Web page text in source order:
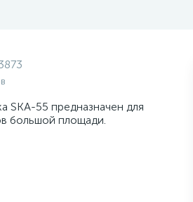
SKA-55 предназначен для
большой площади.